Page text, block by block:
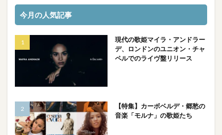
今月の人気記事
現代の歌姫マイラ・アンドラー
デ、ロンドンのユニオン・チャ
ペルでのライヴ盤リリース
【特集】カーボベルデ・郷愁の
音楽「モルナ」の歌姫たち